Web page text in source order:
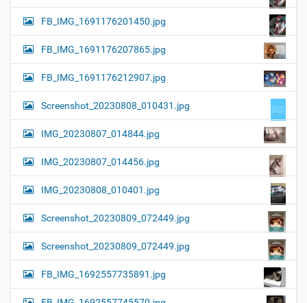
FB_IMG_1691176201450.jpg
FB_IMG_1691176207865.jpg
FB_IMG_1691176212907.jpg
Screenshot_20230808_010431.jpg
IMG_20230807_014844.jpg
IMG_20230807_014456.jpg
IMG_20230808_010401.jpg
Screenshot_20230809_072449.jpg
Screenshot_20230809_072449.jpg
FB_IMG_1692557735891.jpg